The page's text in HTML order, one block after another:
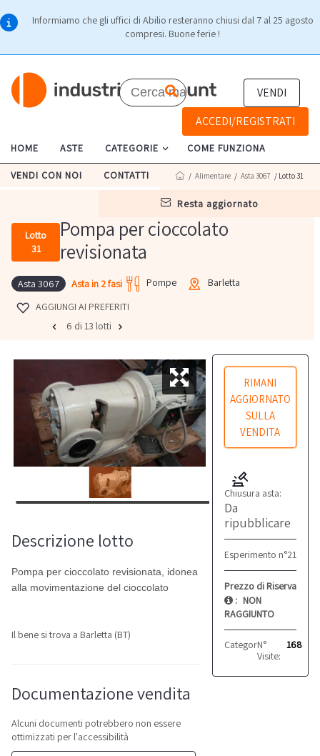
Informiamo che gli uffici di Abilio resteranno chiusi dal 7 al 25 agosto
compresi. Buone ferie !
VENDI
ACCEDI/REGISTRATI
HOME ASTE CATEGORIE COME FUNZIONA
VENDI CON NOI CONTATTI
resta aggiornato
/ Alimentare / Asta 3067 / Lotto 31
Lotto
31
Pompa per cioccolato
revisionata
Asta 3067 Asta in 2 fasi Pompe
Barletta
AGGIUNGI AI PREFERITI
6 di 13 lotti
RIMANI
AGGIORNATO
SULLA
VENDITA
Chiusura asta:
Da
ripubblicare
Esperimento n°21
Prezzo di Riserva
: NON
RAGGIUNTO
Categoria: Pompe
N°
Visite:
168
Descrizione lotto
Pompa per cioccolato revisionata, idonea
alla movimentazione del cioccolato
Il bene si trova a Barletta (BT)
Documentazione vendita
Alcuni documenti potrebbero non essere
ottimizzati per l'accessibilità